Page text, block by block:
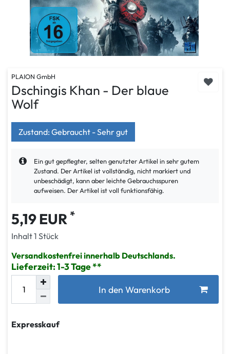
PLAION GmbH
Dschingis Khan - Der blaue
Wolf
Zustand: Gebraucht - Sehr gut
Ein gut gepflegter, selten genutzter Artikel in sehr gutem
Zustand. Der Artikel ist vollständig, nicht markiert und
unbeschädigt, kann aber leichte Gebrauchsspuren
aufweisen. Der Artikel ist voll funktionsfähig.
5,19 EUR *
Inhalt1 Stück
Versandkostenfrei innerhalb Deutschlands.
Lieferzeit: 1-3 Tage
In den Warenkorb
Expresskauf